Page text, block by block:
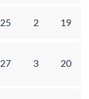
25 2 19
27 3 20